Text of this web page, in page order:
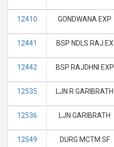
12410 GONDWANA EXP
12441 BSP NDLS RAJ EX
12442 BSP RAJDHNI EXP
12535 LJN R GARIBRATH
12536 LJN GARIBRATH
12549 DURG MCTM SF